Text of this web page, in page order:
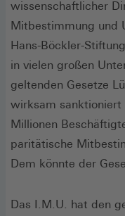
wissenschaftlicher
Mitbestimmung und
Hans-Böckler-
in vielen großen
geltenden Gesetze
wirksam sanktioniert
Millionen
paritätische
Dem könnte der
Das I.M.U. hat den